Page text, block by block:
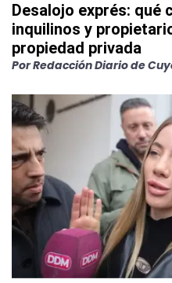
Desalojo exprés: qué
inquilinos y
propiedad privada
PorRedacción Diario de